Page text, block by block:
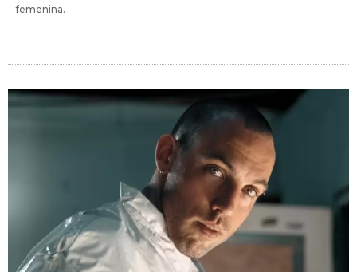
femenina.